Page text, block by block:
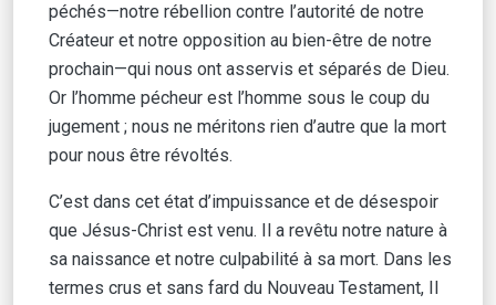
péchés—notre rébellion contre l’autorité de notre
Créateur et notre opposition au bien-être de notre
prochain—qui nous ont asservis et séparés de Dieu.
Or l’homme pécheur est l’homme sous le coup du
jugement ; nous ne méritons rien d’autre que la mort
pour nous être révoltés.
C’est dans cet état d’impuissance et de désespoir
que Jésus-Christ est venu. Il a revêtu notre nature à
sa naissance et notre culpabilité à sa mort. Dans les
termes crus et sans fard du Nouveau Testament, Il